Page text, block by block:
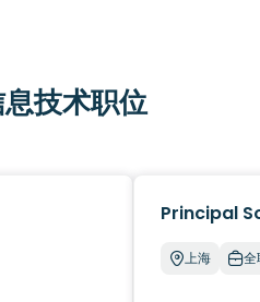
技术职位
Principal
上海 全